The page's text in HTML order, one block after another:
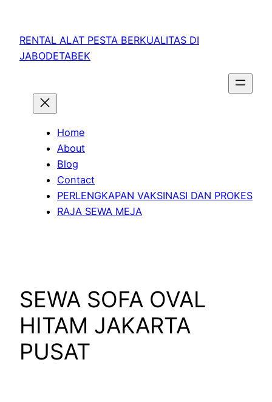
RENTAL ALAT PESTA BERKUALITAS DI
JABODETABEK
Home
About
Blog
Contact
PERLENGKAPAN VAKSINASI DAN PROKES
RAJA SEWA MEJA
SEWA SOFA OVAL
HITAM JAKARTA
PUSAT